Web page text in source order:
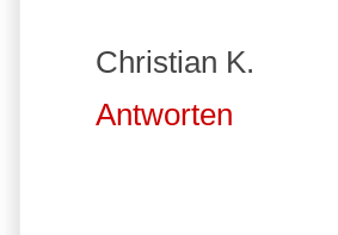
Christian K.
Antworten